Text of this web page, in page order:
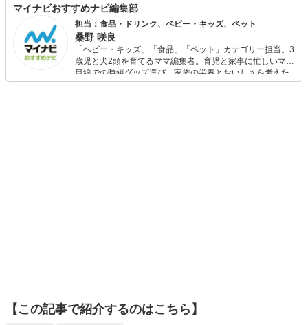
イベート日本酒体験では、これまでに30か国以上から400
人余りをお迎えしている。 日々の生活でも、カンパイは日
本酒、スキンケアは日本酒と酒粕で、そして朝晩の甘酒を
欠かさない。
マイナビおすすめナビ編集部
担当：食品・ドリンク、ベビー・キッズ、ペット
桑野 咲良
「ベビー・キッズ」「食品」「ペット」カテゴリー担当。3
歳児と犬2頭を育てるママ編集者。育児と家事に忙しいママ
目線での時短グッズ選び、家族の栄養とおいしさを考えた
食品選び、束の間のリラックスタイムを楽しむためのスイ
【この記事で紹介するのはこちら】